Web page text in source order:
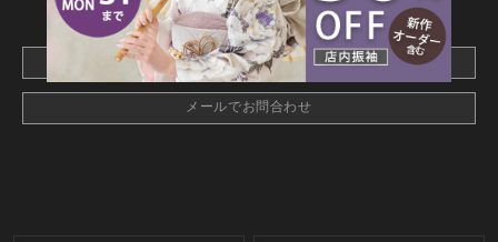
webでご予約はこちら
メールでお問合わせ